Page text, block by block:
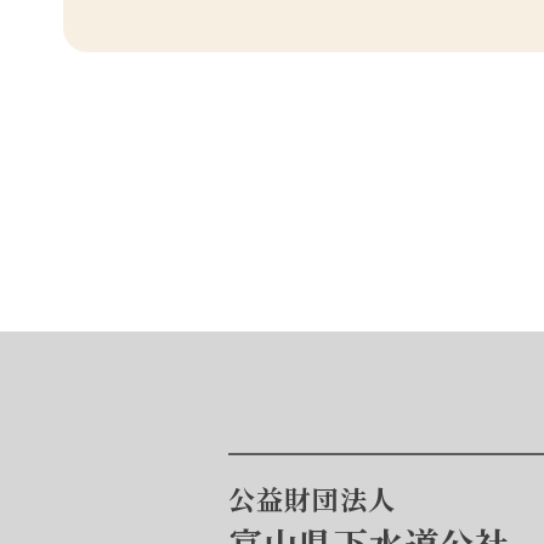
公益財団法人